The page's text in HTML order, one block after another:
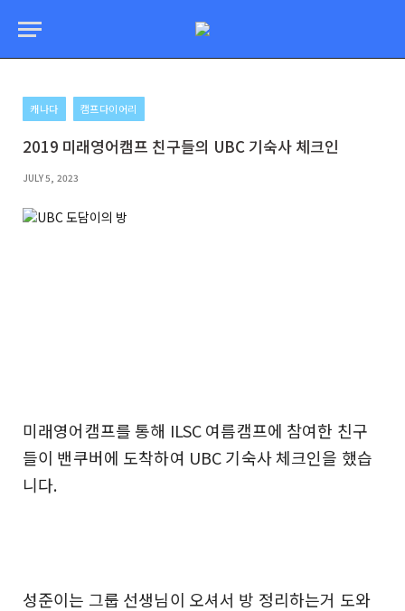
캐나다 캠프다이어리
2019 미래영어캠프 친구들의 UBC 기숙사 체크인
JULY 5, 2023
미래영어캠프를 통해 ILSC 여름캠프에 참여한 친구
들이 밴쿠버에 도착하여 UBC 기숙사 체크인을 했습
니다.
성준이는 그룹 선생님이 오셔서 방 정리하는거 도와